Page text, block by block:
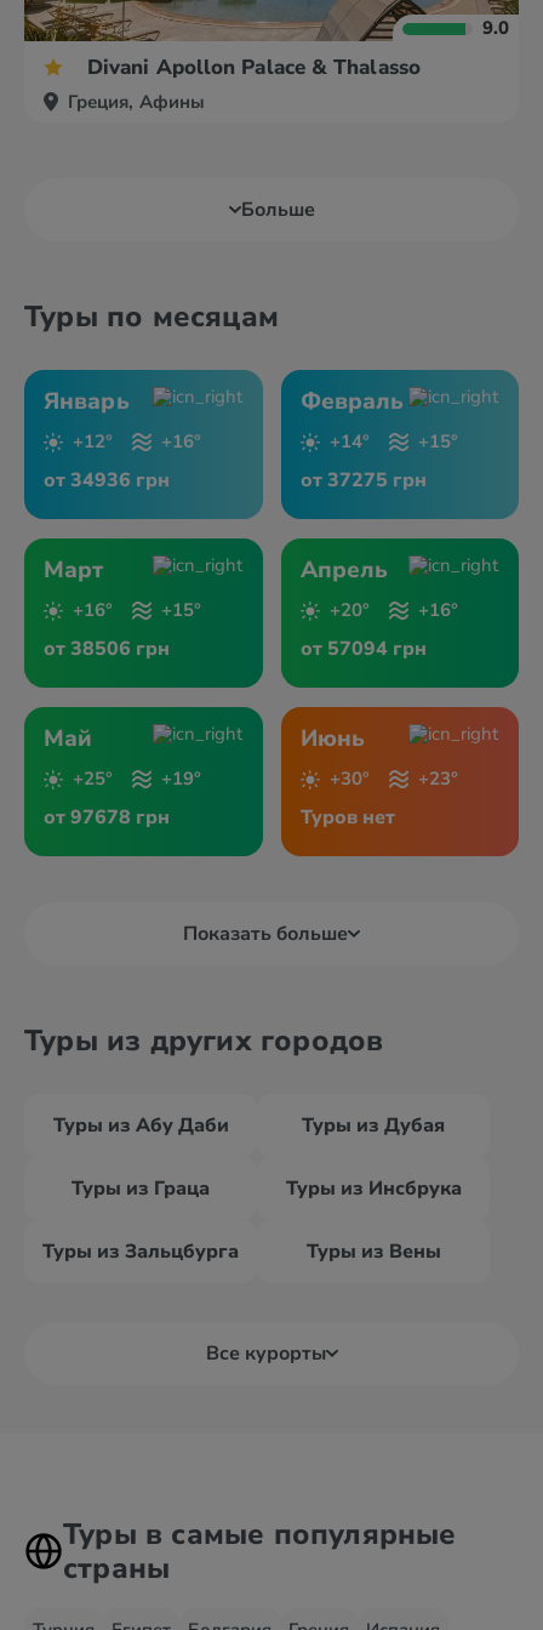
9.0
Divani Apollon Palace & Thalasso
Греция, Афины
Больше
Туры по месяцам
Январь
+12° +16°
от 34936 грн
Февраль
+14° +15°
от 37275 грн
Март
+16° +15°
от 38506 грн
Апрель
+20° +16°
от 57094 грн
Май
+25° +19°
от 97678 грн
Июнь
+30° +23°
Туров нет
Показать больше
Туры из других городов
Туры из Абу Даби Туры из Дубая
Туры из Граца Туры из Инсбрука
Туры из Зальцбурга Туры из Вены
Все курорты
Туры в самые популярные
страны